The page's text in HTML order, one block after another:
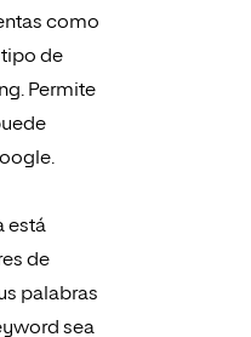
como
de
Permite
está
de
palabras
sea